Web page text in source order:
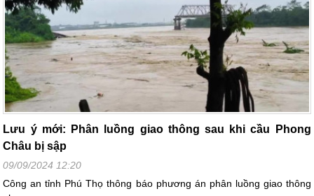
Lưu ý mới: Phân luồng giao thông sau khi cầu Phong
Châu bị sập
09/09/2024 12:20
Công an tỉnh Phú Thọ thông báo phương án phân luồng giao thông